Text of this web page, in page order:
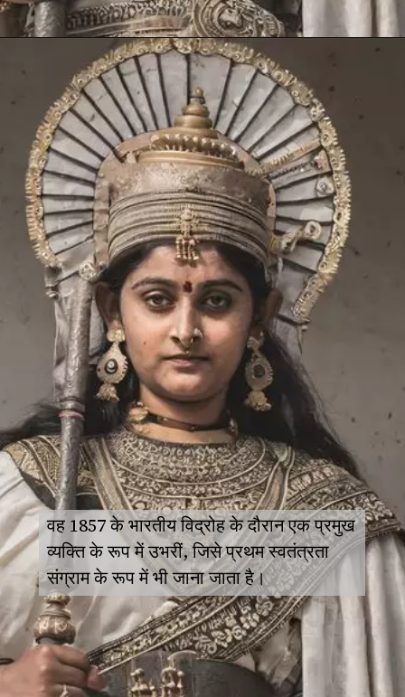
वह 1857 के भारतीय विद्रोह के दौरान एक प्रमुख
व्यक्ति के रूप में उभरीं, जिसे प्रथम स्वतंत्रता
संग्राम के रूप में भी जाना जाता है।